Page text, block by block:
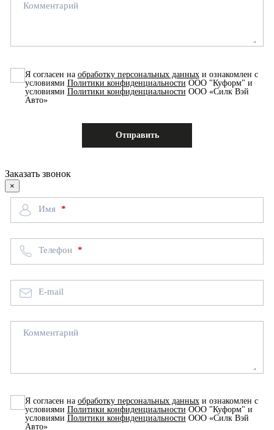
Комментарий
Я согласен на обработку персональных данныхи ознакомлен с
условиями Политики конфиденциальности ООО "Куформ" и
условиями Политики конфиденциальности ООО «Силк Вэй
Авто»
Заказать звонок
×
Имя
Телефон
E-mail
Комментарий
Я согласен на обработку персональных данныхи ознакомлен с
условиями Политики конфиденциальности ООО "Куформ" и
условиями Политики конфиденциальности ООО «Силк Вэй
Авто»